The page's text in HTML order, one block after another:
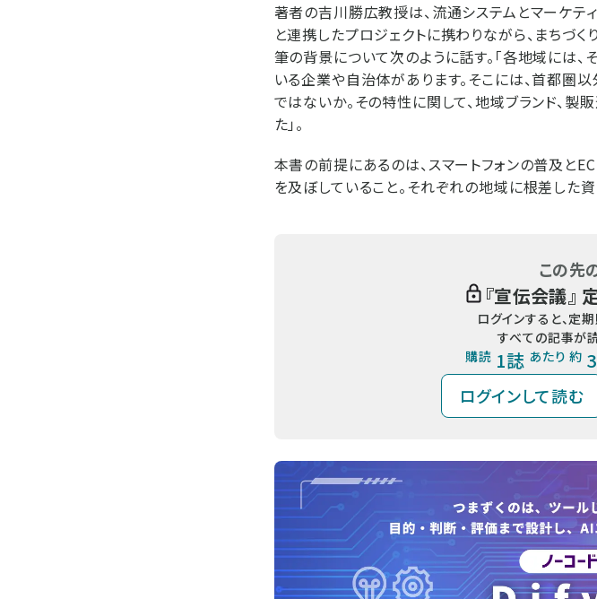
著者の吉川勝広教授は、流通システムとマーケテ
と連携したプロジェクトに携わりながら、まちづ
筆の背景について次のように話す。「各地域には
いる企業や自治体があります。そこには、首都圏
ではないか。その特性に関して、地域ブランド、
た」。
本書の前提にあるのは、スマートフォンの普及と
を及ぼしていること。それぞれの地域に根差した
この先
『宣伝会議』
ログインすると、定
すべての記事が
購読 1誌 あたり 約
ログインして読む